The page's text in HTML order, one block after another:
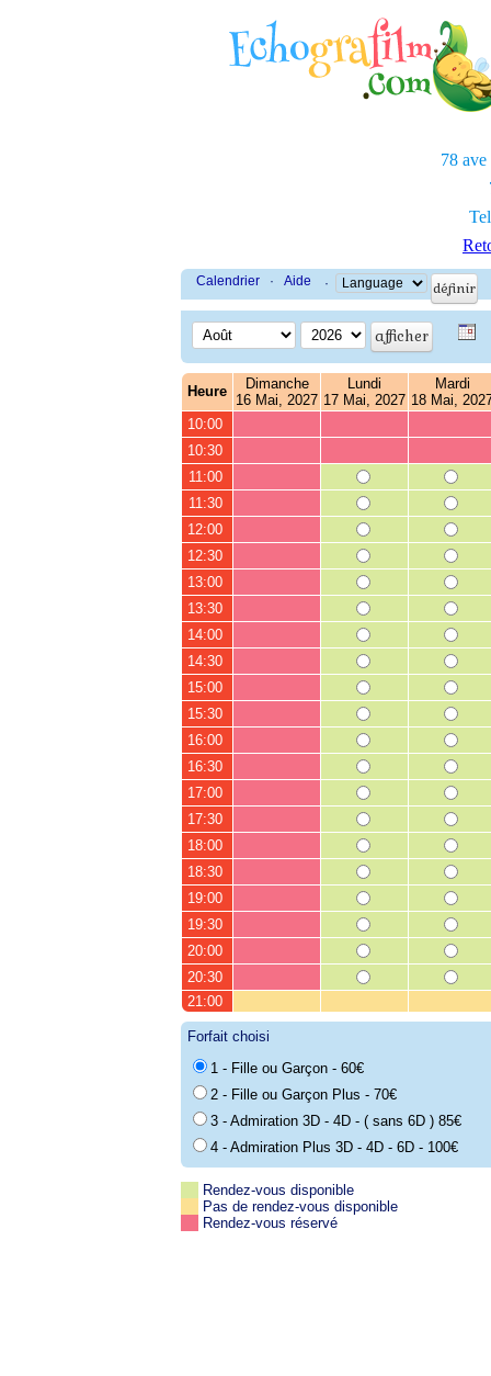
78 ave
Calendrier · Aide ·
Heure
Dimanche
16 Mai, 2027
Lundi
17 Mai, 2027
Mardi
18 Mai,
10:00
10:30
11:00
11:30
12:00
12:30
13:00
13:30
14:00
14:30
15:00
15:30
16:00
16:30
17:00
17:30
18:00
18:30
19:00
19:30
20:00
20:30
21:00
Forfait choisi
1 - Fille ou Garçon - 60€
2 - Fille ou Garçon Plus - 70€
3 - Admiration 3D - 4D - ( sans 6D ) 85€
4 - Admiration Plus 3D - 4D - 6D - 100€
Rendez-vous disponible
Pas de rendez-vous disponible
Rendez-vous réservé